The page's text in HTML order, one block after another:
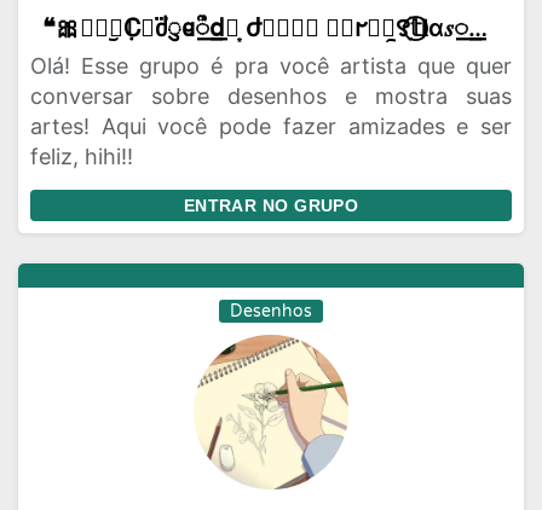
❝🎀︪᳕⃔⪨ℂ݂𝐢ძ⃛𑂳𐐼꯭ᩨ𝖽𝗲͙ ժ𑄜᳕⃞𝐬 𐐼⃛𐐲𝐭𝐢︩꯱֢ׄ𝕥𝐥⃝ɑ𝑠꯭🍭݂՞❞
Olá! Esse grupo é pra você artista que quer
conversar sobre desenhos e mostra suas
artes! Aqui você pode fazer amizades e ser
feliz, hihi!!
ENTRAR NO GRUPO
Desenhos